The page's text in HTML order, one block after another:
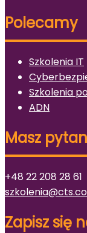
Polecamy
Szkolenia IT
Szkolenia
ADN
Masz
+48 22 208 28 61
Zapisz się